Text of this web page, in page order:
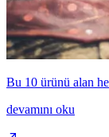
Bu 10 ürünü alan
devamını oku